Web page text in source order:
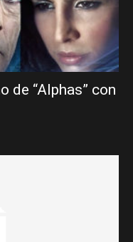
de “Alphas” con